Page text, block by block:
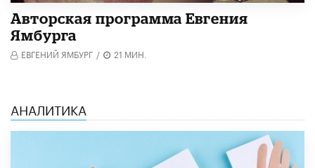
Авторская программа Евгения
Ямбурга
ЕВГЕНИЙ ЯМБУРГ / 21 МИН.
АНАЛИТИКА